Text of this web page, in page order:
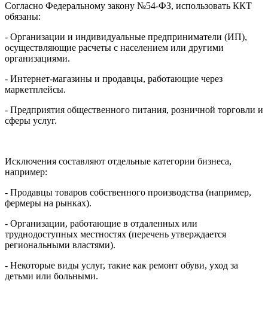
Согласно Федеральному закону №54-ФЗ, использовать ККТ
обязаны:
- Организации и индивидуальные предприниматели (ИП),
осуществляющие расчеты с населением или другими
организациями.
- Интернет-магазины и продавцы, работающие через
маркетплейсы.
- Предприятия общественного питания, розничной торговли и
сферы услуг.
Исключения составляют отдельные категории бизнеса,
например:
- Продавцы товаров собственного производства (например,
фермеры на рынках).
- Организации, работающие в отдаленных или
труднодоступных местностях (перечень утверждается
региональными властями).
- Некоторые виды услуг, такие как ремонт обуви, уход за
детьми или больными.